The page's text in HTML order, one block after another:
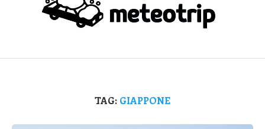
TAG: GIAPPONE